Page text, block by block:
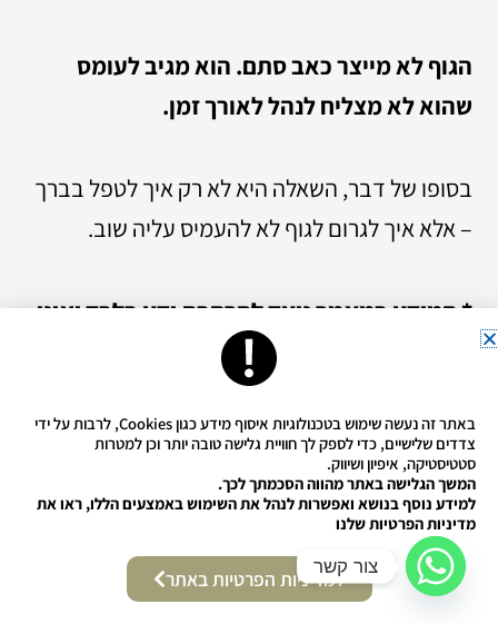
הגוף לא מייצר כאב סתם. הוא מגיב לעומס
שהוא לא מצליח לנהל לאורך זמן.
בסופו של דבר, השאלה היא לא רק איך לטפל בברך
– אלא איך לגרום לגוף לא להעמיס עליה שוב.
* המידע במאמר נועד להרחבת ידע בלבד ואינו
מהווה אבחנה רפואית, ייעוץ רפואי או תחליף
לבדיקה אצל רופא. במצבי כאב חריג, חבלה
משמעותית, נפיחות חריגה, נעילה של הברך,
חוסר יציבות משמעותי, קושי לשאת משקל, חום
מקומי, אודם, כאב שמחמיר או הגבלה
משמעותית בתנועה – יש לפנות לבדיקה רפואית
מוסמכת.
צור קשר
באתר זה נעשה שימוש בטכנולוגיות איסוף מידע כגון Cookies, לרבות על ידי
צדדים שלישיים, כדי לספק לך חוויית גלישה טובה יותר וכן למטרות
סטטיסטיקה, איפיון ושיווק.
המשך הגלישה באתר מהווה הסכמתך לכך.
למידע נוסף בנושא ואפשרות לנהל את השימוש באמצעים הללו, ראו את
מדיניות הפרטיות שלנו
למדיניות הפרטיות באתר